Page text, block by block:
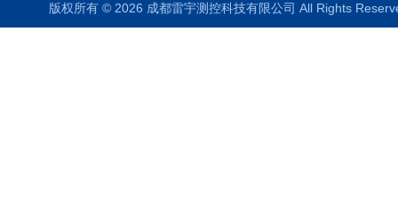
版权所有 © 2026 成都雷宇测控科技有限公司 All Rights